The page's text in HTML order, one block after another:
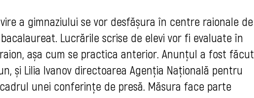
a gimnaziului se vor desfășura în centre raionale de
Lucrările scrise de elevi vor fi evaluate în
așa cum se practica anterior. Anunțul a fost făcut
și Lilia Ivanov directoarea Agenția Națională pentru
unei conferințe de presă. Măsura face parte